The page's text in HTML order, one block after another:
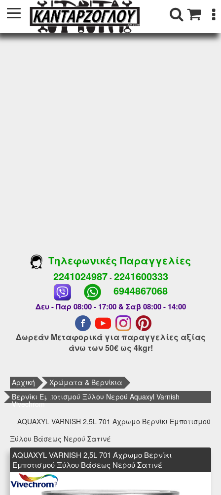
Τηλεφωνικές Παραγγελίες
2241024987- 2241600333
6944867068
Δευ - Παρ 08:00 - 17:00 & Σαβ 08:00 - 14:00
Δωρεάν Μεταφορικά για παραγγελίες αξίας
άνω των 50€ ως 4kgr!
Αρχική
Χρώματα & Βερνίκια
Βερνίκι Εμποτισμού Ξύλου Νερού Aquaxyl Varnish
Vivechrom
AQUAXYL VARNISH 2,5L 701 Άχρωμο Βερνίκι Εμποτισμού
Ξύλου Βάσεως Νερού Σατινέ
AQUAXYL VARNISH 2,5L 701 Άχρωμο Βερνίκι
Εμποτισμού Ξύλου Βάσεως Νερού Σατινέ